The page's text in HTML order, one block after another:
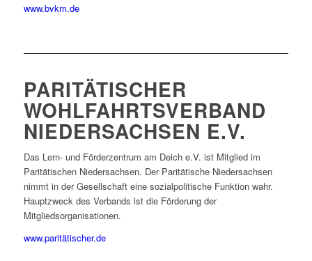
www.bvkm.de
PARITÄTISCHER
WOHLFAHRTSVERBAND
NIEDERSACHSEN E.V.
Das Lern- und Förderzentrum am Deich e.V. ist Mitglied im
Paritätischen Niedersachsen. Der Paritätische Niedersachsen
nimmt in der Gesellschaft eine sozialpolitische Funktion wahr.
Hauptzweck des Verbands ist die Förderung der
Mitgliedsorganisationen.
www.paritätischer.de